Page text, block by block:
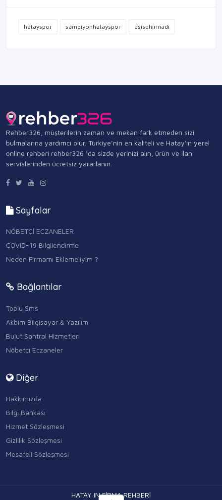
hatayspor sampiyonhatayspor asisehirinadi
Rehber326, müşterilerin zaman ve mekan fark etmeden sizi
bulmalarına yardımcı olur. Türkiye’nin en kaliteli ve Hatay'ın yerel
online rehberi rehber326 ‘da sizde yerinizi alın, ürün ve ilan
servislerinden ücretsiz yararlanın.
Sayfalar
NÖBETÇİ ECZANELER
COVID-19 Bilgilendirme
Neden Firmamı Eklemeliyim ?
Bağlantılar
Toplu Sms
Akbim Bilgisayar & Yazılım
Bulut Santral Hizmetleri
Nöbetçi Eczaneler
Diğer
Hakkımızda
Bilgi Bankası
Hizmet Sözleşmesi
Gizlilik Sözleşmesi
Mesafeli Sözleşmesi
HATAY IN FİRMA REHBERİ